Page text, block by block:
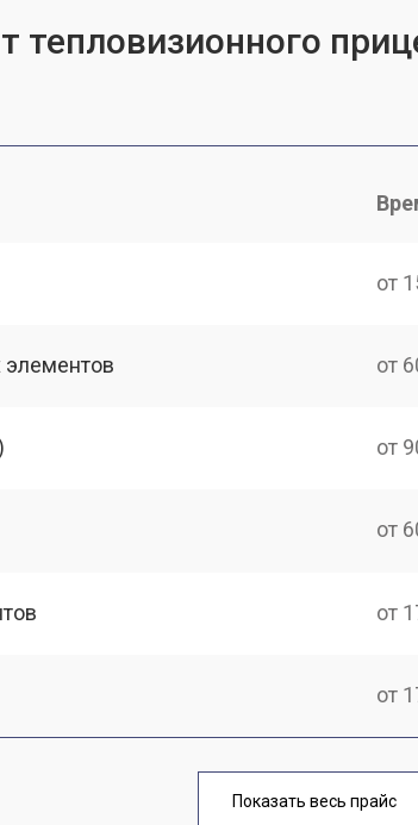
тепловизионного
от
от
от
от
от
от
от
Показать весь прайс